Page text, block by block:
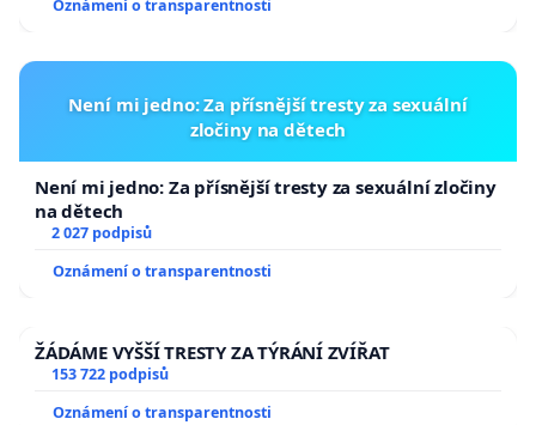
Oznámení o transparentnosti
Není mi jedno: Za přísnější tresty za sexuální
zločiny na dětech
Není mi jedno: Za přísnější tresty za sexuální zločiny
na dětech
2 027 podpisů
Oznámení o transparentnosti
ŽÁDÁME VYŠŠÍ TRESTY ZA TÝRÁNÍ ZVÍŘAT
153 722 podpisů
Oznámení o transparentnosti